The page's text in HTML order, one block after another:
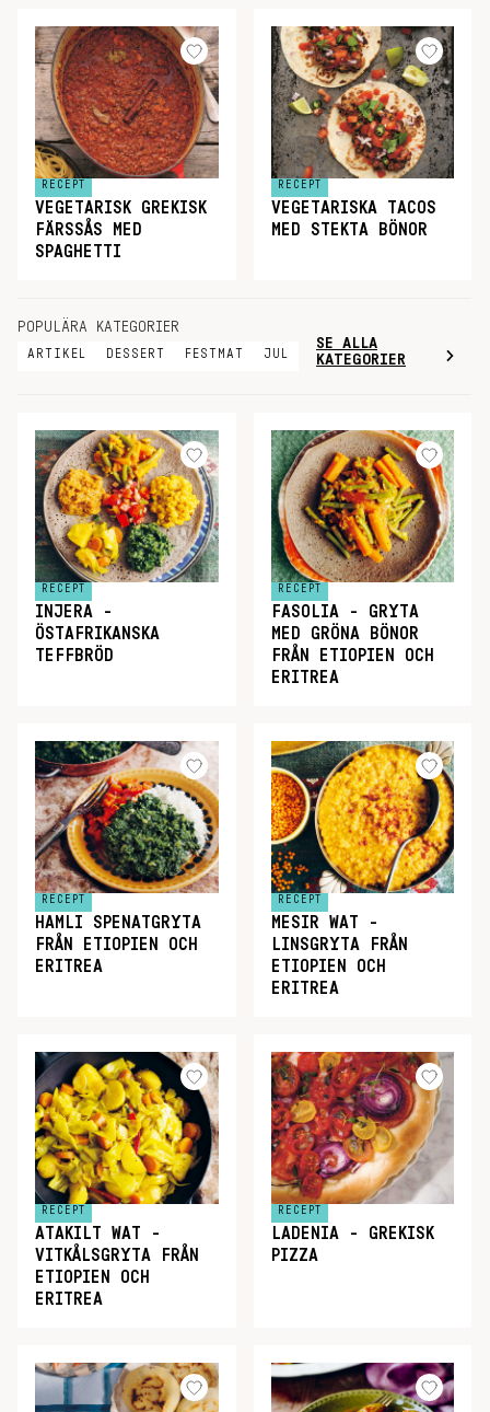
RECEPT
VEGETARISK GREKISK
FÄRSSÅS MED
SPAGHETTI
RECEPT
VEGETARISKA TACOS
MED STEKTA BÖNOR
POPULÄRA KATEGORIER
ARTIKEL DESSERT FESTMAT JUL
SE ALLA
KATEGORIER
RECEPT
INJERA -
ÖSTAFRIKANSKA
TEFFBRÖD
RECEPT
FASOLIA - GRYTA
MED GRÖNA BÖNOR
FRÅN ETIOPIEN OCH
ERITREA
RECEPT
HAMLI SPENATGRYTA
FRÅN ETIOPIEN OCH
ERITREA
RECEPT
MESIR WAT -
LINSGRYTA FRÅN
ETIOPIEN OCH
ERITREA
RECEPT
ATAKILT WAT -
VITKÅLSGRYTA FRÅN
ETIOPIEN OCH
ERITREA
RECEPT
LADENIA - GREKISK
PIZZA